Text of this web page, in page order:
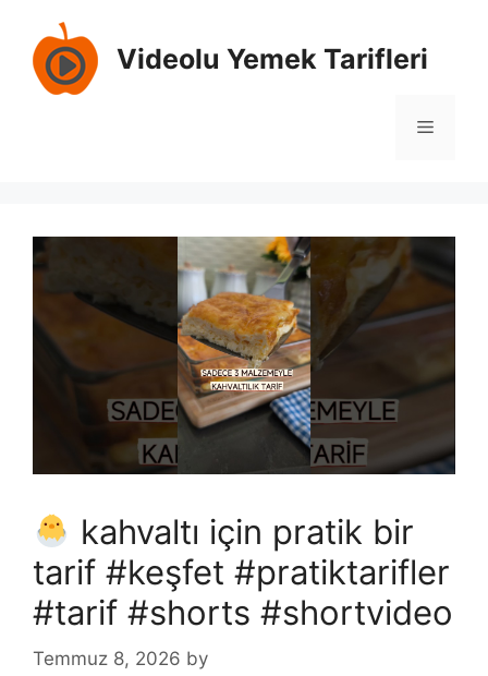
content
Videolu Yemek Tarifleri
Menu
kahvaltı için pratik bir
tarif #keşfet #pratiktarifler
#tarif #shorts #shortvideo
Temmuz 8, 2026 by